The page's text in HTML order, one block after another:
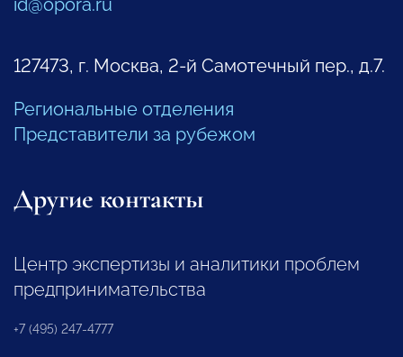
127473, г. Москва, 2-й Самотечный пер., д.7.
Региональные отделения
Представители за рубежом
Другие контакты
Центр экспертизы и аналитики проблем
предпринимательства
+7 (495) 247-4777